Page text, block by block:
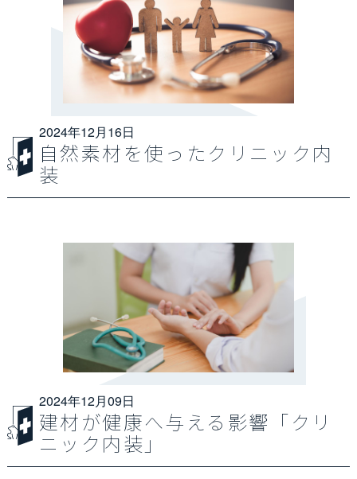
設計･施工事例
2024年12月16日
自然素材を使ったクリニック内
装
2024年12月09日
建材が健康へ与える影響「クリ
ニック内装」